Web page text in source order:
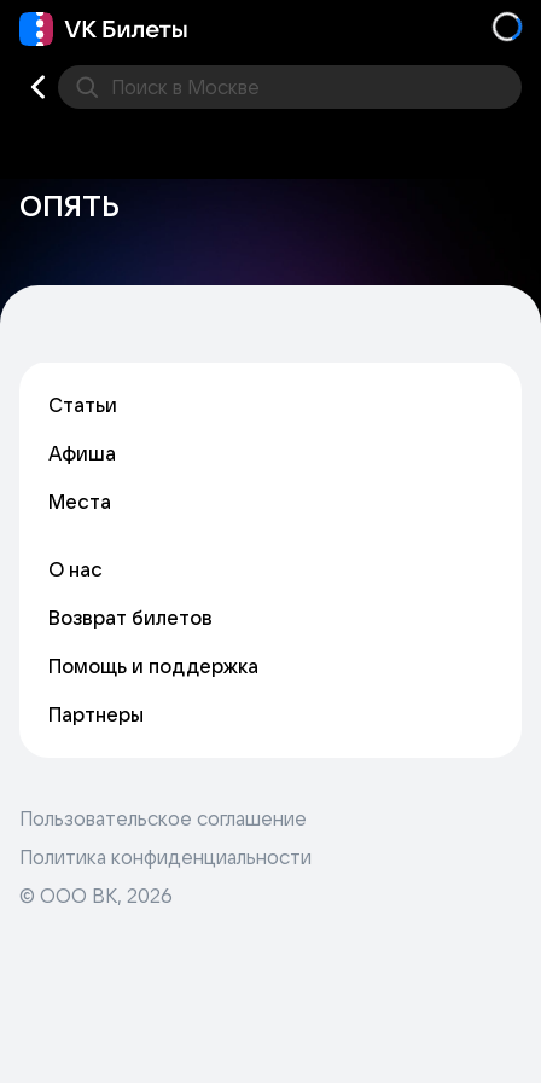
Поиск в Москве
ОПЯТЬ
Статьи
Афиша
Места
О нас
Возврат билетов
Помощь и поддержка
Партнеры
Пользовательское соглашение
Политика конфиденциальности
© ООО ВК, 2026